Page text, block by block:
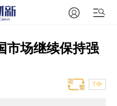
市场继续保持强
T中